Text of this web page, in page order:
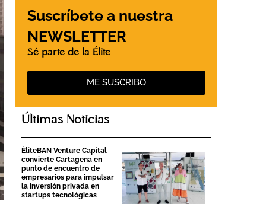
Suscríbete a nuestra
NEWSLETTER
Sé parte de la Élite
ME SUSCRIBO
Últimas Noticias
ÉliteBAN Venture Capital
convierte Cartagena en
punto de encuentro de
empresarios para impulsar
la inversión privada en
startups tecnológicas